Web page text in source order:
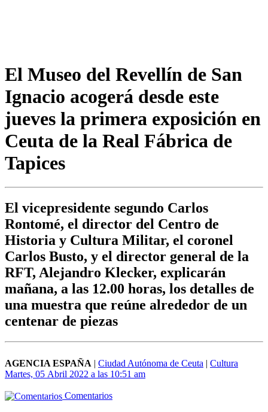
El Museo del Revellín de San
Ignacio acogerá desde este
jueves la primera exposición en
Ceuta de la Real Fábrica de
Tapices
El vicepresidente segundo Carlos
Rontomé, el director del Centro de
Historia y Cultura Militar, el coronel
Carlos Busto, y el director general de la
RFT, Alejandro Klecker, explicarán
mañana, a las 12.00 horas, los detalles de
una muestra que reúne alrededor de un
centenar de piezas
AGENCIA ESPAÑA | Ciudad Autónoma de Ceuta | Cultura
Martes, 05 Abril 2022 a las 10:51 am
Comentarios